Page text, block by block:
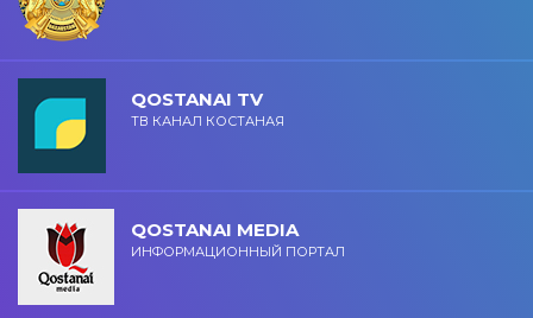
QOSTANAI TV
ТВ КАНАЛ КОСТАНАЯ
QOSTANAI MEDIA
ИНФОРМАЦИОННЫЙ ПОРТАЛ